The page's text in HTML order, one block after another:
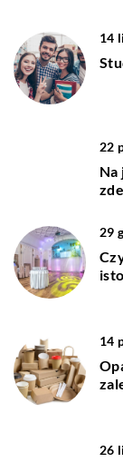
14
22
Na
29
14
26